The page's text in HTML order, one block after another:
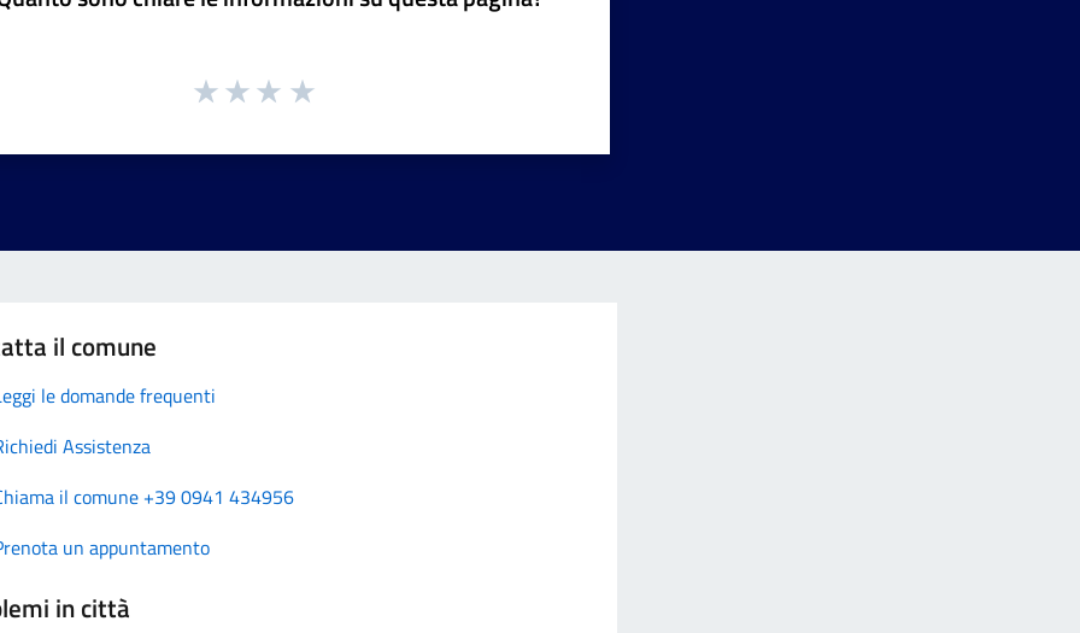
il comune
le domande frequenti
Assistenza
il comune +39 0941 434956
un appuntamento
in città